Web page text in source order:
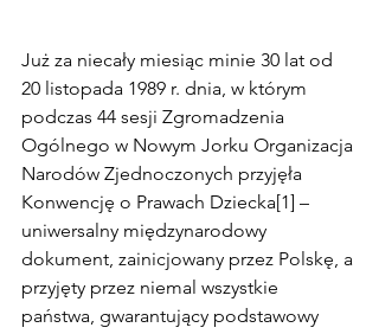
Już za niecały miesiąc minie 30 lat od
20 listopada 1989 r. dnia, w którym
podczas 44 sesji Zgromadzenia
Ogólnego w Nowym Jorku Organizacja
Narodów Zjednoczonych przyjęła
Konwencję o Prawach Dziecka[1] –
uniwersalny międzynarodowy
dokument, zainicjowany przez Polskę, a
przyjęty przez niemal wszystkie
państwa, gwarantujący podstawowy